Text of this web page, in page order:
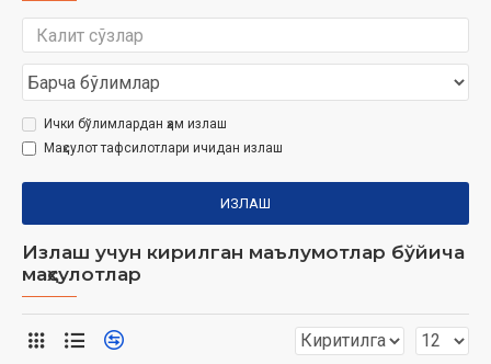
Ички бўлимлардан ҳам излаш
Маҳсулот тафсилотлари ичидан излаш
ИЗЛАШ
Излаш учун кирилган маълумотлар бўйича
маҳсулотлар